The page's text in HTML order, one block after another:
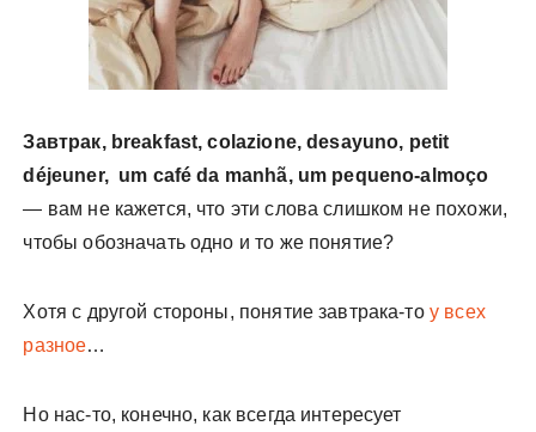
Завтрак, breakfast, colazione, desayuno, petit
déjeuner, um café da manhã, um pequeno-almoço
— вам не кажется, что эти слова слишком не похожи,
чтобы обозначать одно и то же понятие?
Хотя с другой стороны, понятие завтрака-то у всех
разное…
Но нас-то, конечно, как всегда интересует